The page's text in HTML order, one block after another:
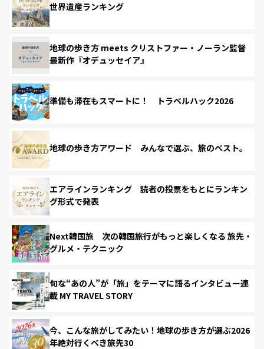
世界遺産ランキング
地球の歩き方 meets クリストファー・ノーラン監督
最新作『オデュッセイア』
準備も滞在もスマートに！ トラベルハック2026
地球の歩き方アワード みんなで選ぶ、旅のベスト。
エアラインランキング 読者の投票をもとにランキン
グ形式で発表
Next韓国旅 次の韓国旅行がもっと楽しくなる 旅先・
グルメ・テクニック
旬な“あの人”が「旅」をテーマに語るインタビュー連
載 MY TRAVEL STORY
今、こんな旅がしてみたい！地球の歩き方が選ぶ2026
年絶対行くべき旅先30